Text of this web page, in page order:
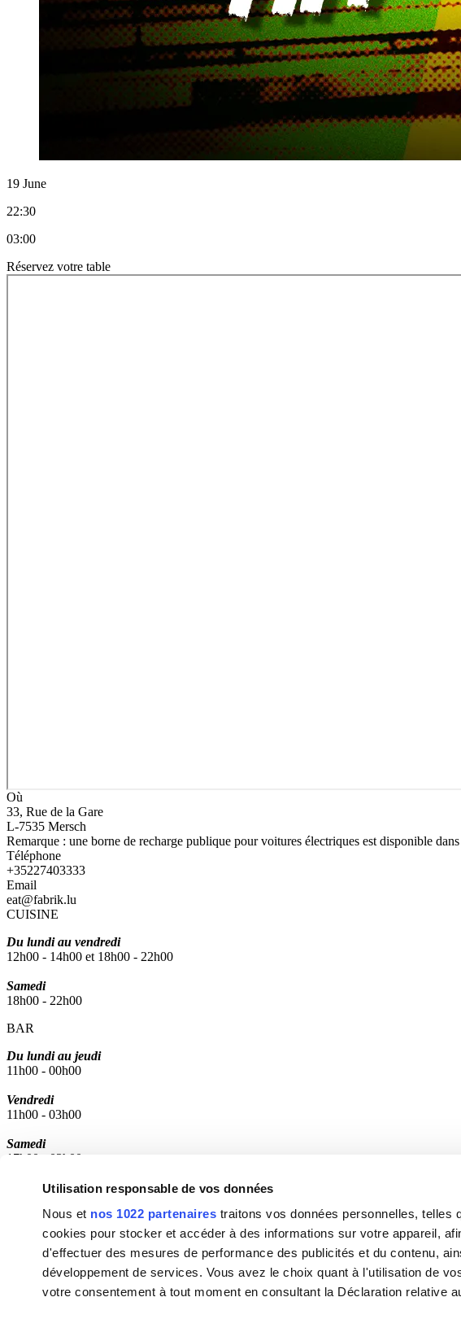
Utilisation responsable de vos données
Nous et nos 1022 partenaires traitons vos données personnelles, telles
cookies pour stocker et accéder à des informations sur votre appareil,
d'effectuer des mesures de performance des publicités et du contenu,
développement de services. Vous avez le choix quant à l'utilisation de
votre consentement à tout moment en consultant la Déclaration relative
19 June
22:30
03:00
Réservez votre table
Où
33, Rue de la Gare
L-7535 Mersch
Remarque : une borne de recharge publique pour voitures électriques est disponible
Téléphone
+35227403333
Email
eat@fabrik.lu
CUISINE
Du lundi au vendredi
12h00 - 14h00 et 18h00 - 22h00
Samedi
18h00 - 22h00
BAR
Du lundi au jeudi
11h00 - 00h00
Vendredi
11h00 - 03h00
Samedi
17h00 - 03h00
Fabrik sur les réseaux sociaux
Instagram
Trip Advisor
Menus.⟶
Livraison.⟶
Agenda.⟶